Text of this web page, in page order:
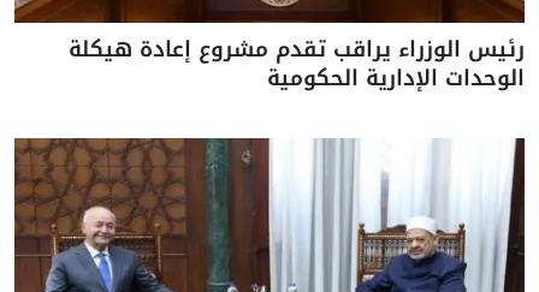
رئيس الوزراء يراقب تقدم مشروع إعادة هيكلة
الوحدات الإدارية الحكومية